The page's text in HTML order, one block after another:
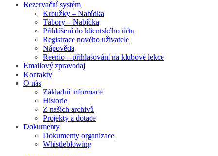
Rezervační systém
Kroužky – Nabídka
Tábory – Nabídka
Přihlášení do klientského účtu
Registrace nového uživatele
Nápověda
Reenio – přihlašování na klubové lekce
Emailový zpravodaj
Kontakty
O nás
Základní informace
Historie
Z našich archivů
Projekty a dotace
Dokumenty
Dokumenty organizace
Whistleblowing